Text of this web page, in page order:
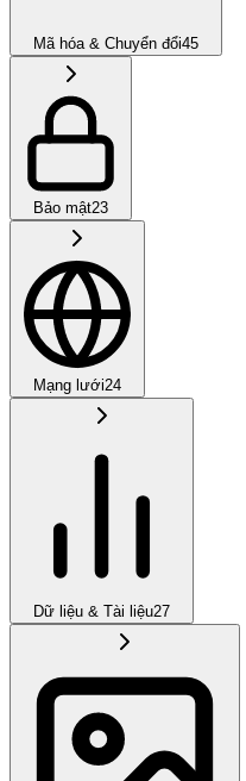
Mã hóa & Chuyển đổi45
Bảo mật23
Mạng lưới24
Dữ liệu & Tài liệu27